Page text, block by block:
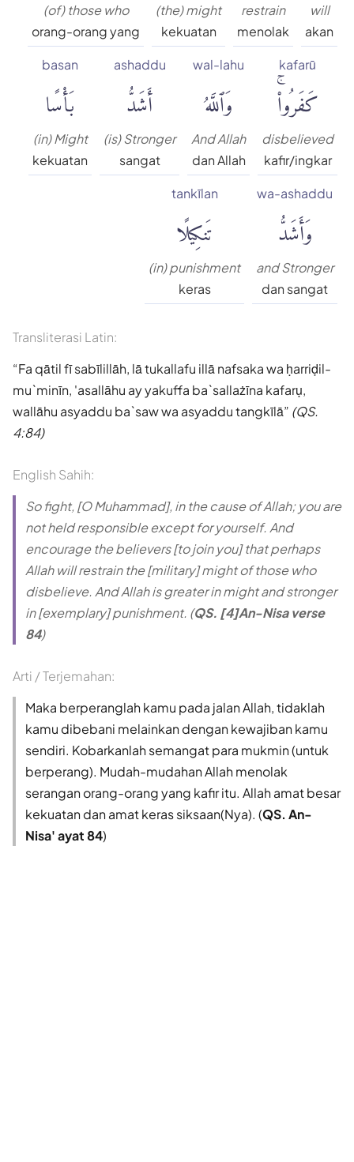
will
akan
restrain
menolak
(the) might
kekuatan
(of) those who
orang-orang yang
kafarū
كَفَرُوا۟ۚ
disbelieved
kafir/ingkar
wal-lahu
وَٱللَّهُ
And Allah
dan Allah
ashaddu
أَشَدُّ
(is) Stronger
sangat
basan
بَأْسًا
(in) Might
kekuatan
wa-ashaddu
وَأَشَدُّ
and Stronger
dan sangat
tankīlan
تَنكِيلًا
(in) punishment
keras
Transliterasi Latin:
Fa qātil fī sabīlillāh, lā tukallafu illā nafsaka wa ḥarriḍil-
mu`minīn, 'asallāhu ay yakuffa ba`sallażīna kafarụ,
wallāhu asyaddu ba`saw wa asyaddu tangkīlā (QS.
4:84)
English Sahih:
So fight, [O Muhammad], in the cause of Allah; you are
not held responsible except for yourself. And
encourage the believers [to join you] that perhaps
Allah will restrain the [military] might of those who
disbelieve. And Allah is greater in might and stronger
in [exemplary] punishment. (QS. [4]An-Nisa verse
84)
Arti / Terjemahan:
Maka berperanglah kamu pada jalan Allah, tidaklah
kamu dibebani melainkan dengan kewajiban kamu
sendiri. Kobarkanlah semangat para mukmin (untuk
berperang). Mudah-mudahan Allah menolak
serangan orang-orang yang kafir itu. Allah amat besar
kekuatan dan amat keras siksaan(Nya). (QS. An-
Nisa' ayat 84)